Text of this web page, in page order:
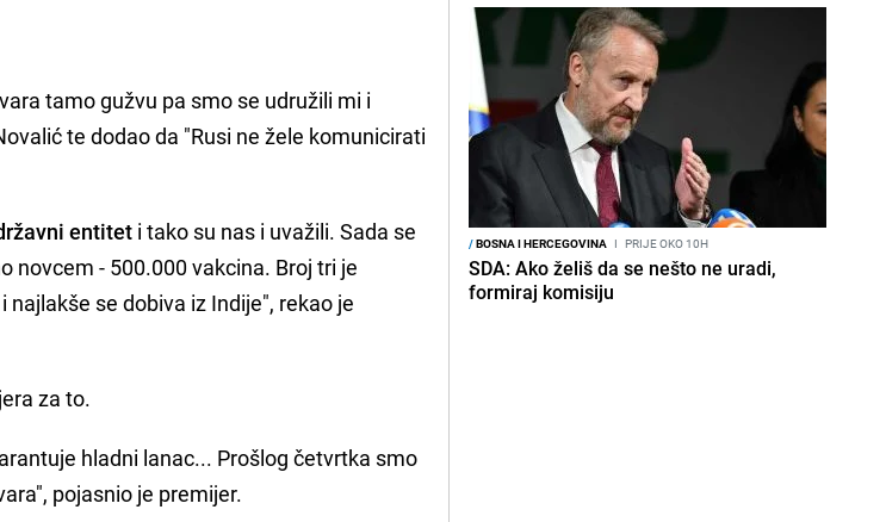
tamo gužvu pa smo se udružili mi i
te dodao da "Rusi ne žele komunicirati
entitet i tako su nas i uvažili. Sada se
novcem - 500.000 vakcina. Broj tri je
najlakše se dobiva iz Indije", rekao je
za to.
hladni lanac... Prošlog četvrtka smo
pojasnio je premijer.
/BOSNA I HERCEGOVINA I PRIJE OKO 10H
SDA: Ako želiš da se nešto ne uradi,
formiraj komisiju